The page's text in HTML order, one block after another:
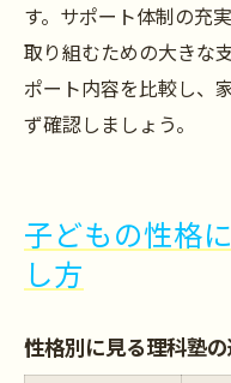
す。サポート体制の充
取り組むための大きな
ポート内容を比較し、
ず確認しましょう。
子どもの性格
し方
性格別に見る理科塾